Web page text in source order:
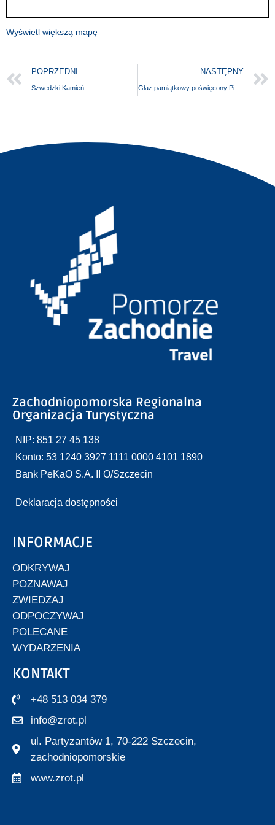
Wyświetl większą mapę
POPRZEDNI
Szwedzki Kamień
NASTĘPNY
Głaz pamiątkowy poświęcony Pionierom Ziemi Darłowskiej
Zachodniopomorska Regionalna
Organizacja Turystyczna
NIP: 851 27 45 138
Konto: 53 1240 3927 1111 0000 4101 1890
Bank PeKaO S.A. II O/Szczecin
Deklaracja dostępności
INFORMACJE
ODKRYWAJ
POZNAWAJ
ZWIEDZAJ
ODPOCZYWAJ
POLECANE
WYDARZENIA
KONTAKT
+48 513 034 379
info@zrot.pl
ul. Partyzantów 1, 70-222 Szczecin,
zachodniopomorskie
www.zrot.pl